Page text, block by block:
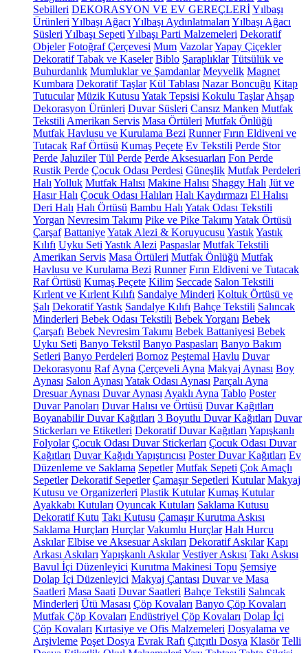
Sebilleri DEKORASYON VE EV GEREÇLERİYılbaşı
Ürünleri Yılbaşı Ağacı Yılbaşı Aydınlatmaları Yılbaşı Ağacı
Süsleri Yılbaşı Sepeti Yılbaşı Parti Malzemeleri Dekoratif
Objeler Fotoğraf Çerçevesi Mum VazolarYapay Çiçekler
Dekoratif Tabak ve Kaseler Biblo Şaraplıklar Tütsülük ve
Buhurdanlık Mumluklar ve Şamdanlar Meyvelik Magnet
Kumbara Dekoratif Taşlar Kül Tablası Nazar Boncuğu Kitap
Tutucular Müzik Kutusu Yatak Tepsisi Kokulu Taşlar Ahşap
Dekorasyon Ürünleri Duvar Süsleri Cansız Manken Mutfak
Tekstili Amerikan Servis Masa Örtüleri Mutfak Önlüğü
Mutfak Havlusu ve Kurulama Bezi Runner Fırın Eldiveni ve
Tutacak Raf Örtüsü Kumaş Peçete Ev Tekstili Perde Stor
Perde Jaluziler Tül Perde Perde Aksesuarları Fon Perde
Rustik Perde Çocuk Odası Perdesi Güneşlik Mutfak Perdeleri
Halı Yolluk Mutfak Halısı Makine Halısı Shaggy Halı Jüt ve
Hasır Halı Çocuk Odası Halıları Halı Kaydırmazı El Halısı
Deri Halı Halı Örtüsü Bambu Halı Yatak Odası Tekstili
Yorgan Nevresim Takımı Pike ve Pike Takımı Yatak Örtüsü
Çarşaf BattaniyeYatak Alezi & Koruyucusu YastıkYastık
Kılıfı Uyku Seti Yastık Alezi Paspaslar Mutfak Tekstili
Amerikan Servis Masa Örtüleri Mutfak Önlüğü Mutfak
Havlusu ve Kurulama Bezi Runner Fırın Eldiveni ve Tutacak
Raf Örtüsü Kumaş Peçete Kilim Seccade Salon Tekstili
Kırlent ve Kırlent Kılıfı Sandalye Minderi Koltuk Örtüsü ve
Şalı Dekoratif Yastık Sandalye Kılıfı Bahçe Tekstili Salıncak
Minderleri Bebek Odası Tekstili Bebek Yorganı Bebek
Çarşafı Bebek Nevresim Takımı Bebek Battaniyesi Bebek
Uyku Seti Banyo Tekstil Banyo Paspasları Banyo Bakım
Setleri Banyo Perdeleri Bornoz Peştemal Havlu Duvar
Dekorasyonu Raf Ayna Çerçeveli Ayna Makyaj Aynası Boy
Aynası Salon Aynası Yatak Odası Aynası Parçalı Ayna
Dresuar Aynası Duvar Aynası Ayaklı Ayna Tablo Poster
Duvar Panoları Duvar Halısı ve Örtüsü Duvar Kağıtları
Boyanabilir Duvar Kağıtları 3 Boyutlu Duvar Kağıtları Duvar
Stickerları ve Etiketleri Dekoratif Duvar Kağıtları Yapışkanlı
Folyolar Çocuk Odası Duvar Stickerları Çocuk Odası Duvar
Kağıtları Duvar Kağıdı Yapıştırıcısı Poster Duvar Kağıtları Ev
Düzenleme ve Saklama Sepetler Mutfak Sepeti Çok Amaçlı
Sepetler Dekoratif Sepetler Çamaşır Sepetleri Kutular Makyaj
Kutusu ve Organizerleri Plastik Kutular Kumaş Kutular
Ayakkabı Kutuları Oyuncak Kutuları Saklama Kutusu
Dekoratif Kutu Takı Kutusu Çamaşır Kurutma Askısı
Saklama Hurçları Hurçlar Vakumlu Hurçlar Halı Hurcu
Askılar Elbise ve Aksesuar Askıları Dekoratif Askılar Kapı
Arkası Askıları Yapışkanlı Askılar Vestiyer Askısı Takı Askısı
Bavul İçi Düzenleyici Kurutma Makinesi Topu Şemsiye
Dolap İçi Düzenleyici Makyaj Çantası Duvar ve Masa
Saatleri Masa Saati Duvar Saatleri Bahçe Tekstili Salıncak
Minderleri Ütü Masası Çöp Kovaları Banyo Çöp Kovaları
Mutfak Çöp Kovaları Endüstriyel Çöp Kovaları Dolap İçi
Çöp Kovaları Kırtasiye ve Ofis Malzemeleri Dosyalama ve
Arşivleme Poşet Dosya Evrak Rafı Çıtçıtlı Dosya Klasör Telli